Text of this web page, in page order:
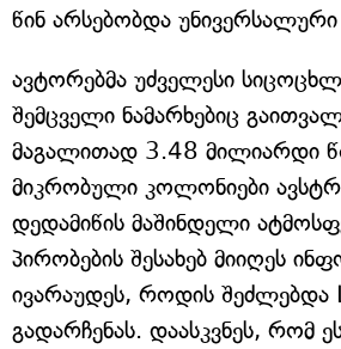
წინ არსებობდა უნივერსალური
ავტორებმა უძველესი
შემცველი ნამარხებიც
მაგალითად 3.48 მილიარდი
მიკრობული კოლონიები
დედამიწის მაშინდელი
პირობების შესახებ მიიღეს
ივარაუდეს, როდის შეძლებდა
გადარჩენას. დაასკვნეს, რომ